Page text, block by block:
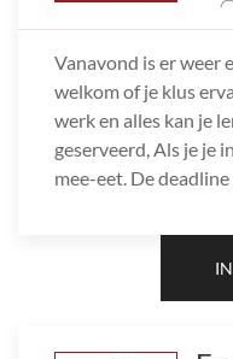
Vanavond is er weer
welkom of je klus
werk en alles kan je
geserveerd, Als je je
mee-eet. De